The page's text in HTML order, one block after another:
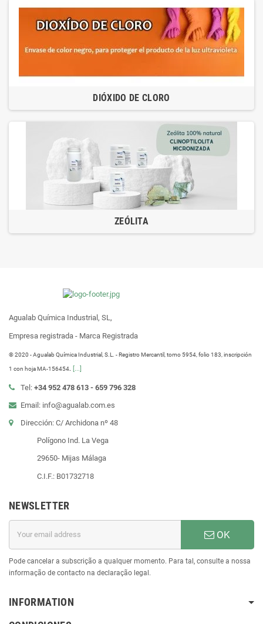
DIÓXIDO DE CLORO
ZEÓLITA
Agualab Química Industrial, SL,
Empresa registrada - Marca Registrada
® 2020 - Agualab Química Industrial, S.L. - Registro Mercantil, tomo 5954, folio 183, inscripción
1 con hoja MA-156454. [...]
Tel: +34 952 478 613 - 659 796 328
Email: info@agualab.com.es
Dirección: C/ Archidona nº 48
Polígono Ind. La Vega
29650- Mijas Málaga
C.I.F.: B01732718
NEWSLETTER
OK
Pode cancelar a subscrição a qualquer momento. Para tal, consulte a nossa
informação de contacto na declaração legal.
INFORMATION